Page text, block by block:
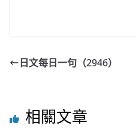
日文每日一句（2946）
相關文章